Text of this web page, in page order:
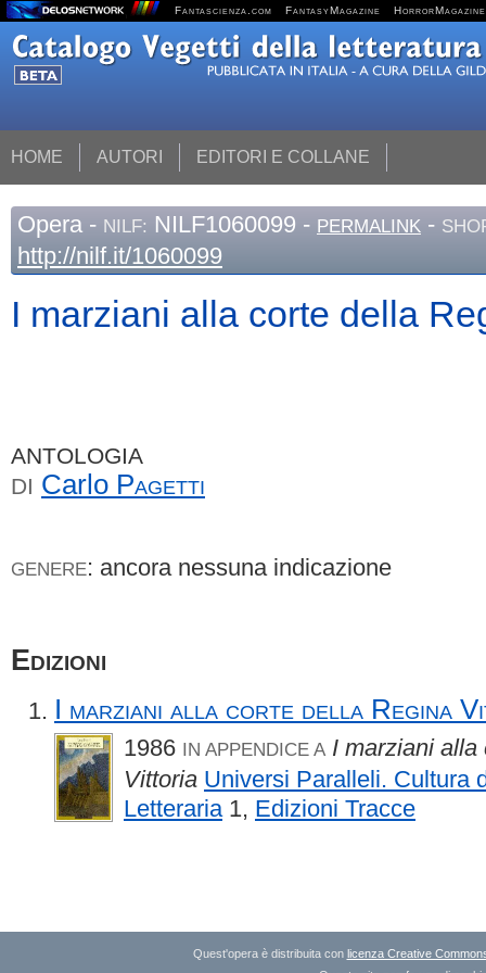
Fantascienza.com FantasyMagazine HorrorMagazine
HOME AUTORI EDITORI E COLLANE
Opera - NILF: NILF1060099 - PERMALINK -
http://nilf.it/1060099
I marziani alla corte della
ANTOLOGIA
DI Carlo Pagetti
GENERE: ancora nessuna indicazione
Edizioni
I marziani alla corte della Regina
1986 IN APPENDICE A I marziani alla
Vittoria Universi Paralleli. Cultura
Letteraria 1, Edizioni Tracce
Quest'opera è distribuita con licenza Creative